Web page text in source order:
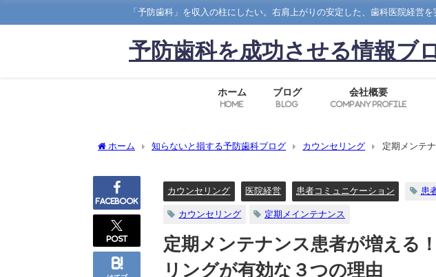
「予防歯科」を収入の柱にしたい。右肩上がりの安定した、歯科医院経営
予防歯科を成功させる情報ブ
ホーム
Home
ブログ
Blog
会社概要
Company Profile
ホーム 知らないと損する予防歯科ブログ カウンセリング
定期メンテ
Facebook
post
カウンセリング 医院経営 患者コミュニケーション 患
カウンセリング 定期メインテナンス
定期メンテナンス患者が増える
リングが有効な３つの理由